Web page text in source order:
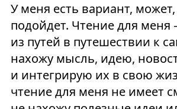
У меня есть вариант,
подойдет. Чтение для
из путей в путешествии к
нахожу мысль, идею,
и интегрирую их в свою
чтение для меня не имеет